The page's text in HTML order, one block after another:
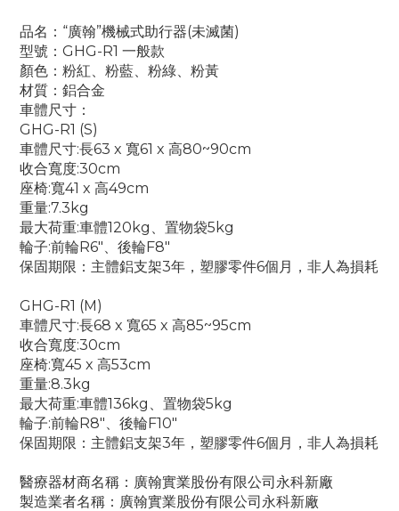
品名：“廣翰”機械式助行器(未滅菌)
型號：GHG-R1 一般款
顏色：粉紅、粉藍、粉綠、粉黃
材質：鋁合金
車體尺寸：
GHG-R1 (S)
車體尺寸:長63 x 寬61 x 高80~90cm
收合寬度:30cm
座椅:寬41 x 高49cm
重量:7.3kg
最大荷重:車體120kg、置物袋5kg
輪子:前輪R6"、後輪F8"
保固期限：主體鋁支架3年，塑膠零件6個月，非人為損耗
GHG-R1 (M)
車體尺寸:長68 x 寬65 x 高85~95cm
收合寬度:30cm
座椅:寬45 x 高53cm
重量:8.3kg
最大荷重:車體136kg、置物袋5kg
輪子:前輪R8"、後輪F10"
保固期限：主體鋁支架3年，塑膠零件6個月，非人為損耗
醫療器材商名稱：廣翰實業股份有限公司永科新廠
製造業者名稱：廣翰實業股份有限公司永科新廠